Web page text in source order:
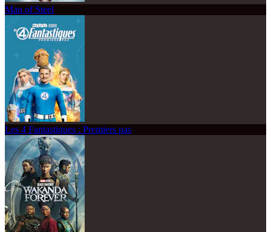
Man of Steel
Les 4 Fantastiques : Premiers pas